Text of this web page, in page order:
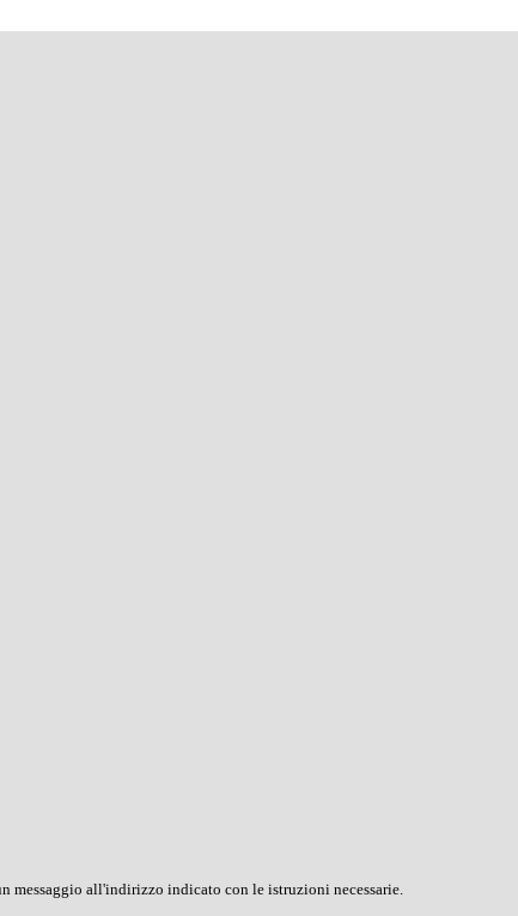
messaggio all'indirizzo indicato con le istruzioni necessarie.